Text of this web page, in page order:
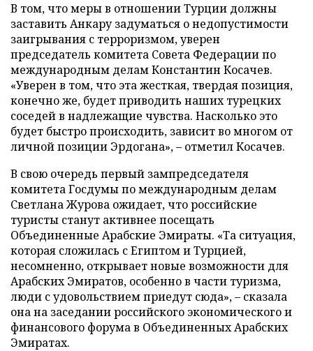
В том, что меры в отношении Турции должны
заставить Анкару задуматься о недопустимости
заигрывания с терроризмом, уверен
председатель комитета Совета Федерации по
международным делам Константин Косачев.
«Уверен в том, что эта жесткая, твердая позиция,
конечно же, будет приводить наших турецких
соседей в надлежащие чувства. Насколько это
будет быстро происходить, зависит во многом от
личной позиции Эрдогана», – отметил Косачев.
В свою очередь первый зампредседателя
комитета Госдумы по международным делам
Светлана Журова ожидает, что российские
туристы станут активнее посещать
Объединенные Арабские Эмираты. «Та ситуация,
которая сложилась с Египтом и Турцией,
несомненно, открывает новые возможности для
Арабских Эмиратов, особенно в части туризма,
люди с удовольствием приедут сюда», – сказала
она на заседании российского экономического и
финансового форума в Объединенных Арабских
Эмиратах.